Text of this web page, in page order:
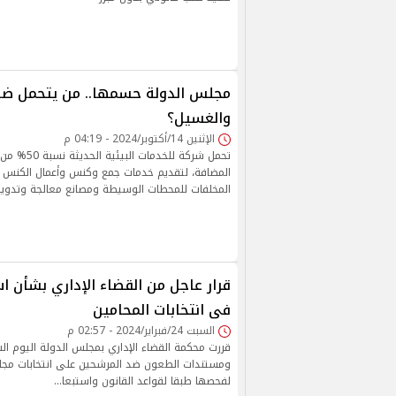
مجلس الدولة حسمها.. من يتحمل
والغسيل؟
الإثنين 14/أكتوبر/2024 - 04:19 م
تحمل شركة
المضافة، لتقديم خدمات جمع وكنس وأعمال
المخلفات للمحطات الوسيطة ومصانع معالجة
قرار عاجل من القضاء الإداري بشأن
فى انتخابات المحامين
السبت 24/فبراير/2024 - 02:57 م
قررت محكمة القضاء الإداري بمجلس الدولة اليوم
ومستندات الطعون ضد المرشحين على انتخابات
لفحصها طبقا لقواعد القانون واستبعا…